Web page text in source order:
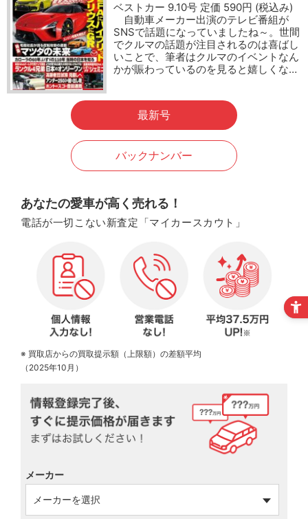
ベストカー 9.10号 定価 590円 (税込み)
自動車メーカー出演のテレビ番組が
SNSで話題になっていましたね～。世間
でクルマの話題が注目されるのは喜ばし
いことで、筆者はクルマのイベントなん
かが賑わっているのを見ると嬉しくな…
最新号
バックナンバー
あなたの愛車が高く売れる！
電話が一切こない新査定「マイカースカウト」
※ 買取店からの買取提示額（上限額）の差額平均
（2025年10月）
メーカー